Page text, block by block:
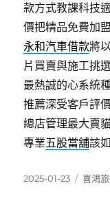
款方式教課科技
價把精品免費加
永和汽車借款將
片買賣與施工挑
最熱誠的心系統
推薦深受客戶評
總店管理最大賣
專業五股當舖該
發
2025-01-23
分
喜鴻